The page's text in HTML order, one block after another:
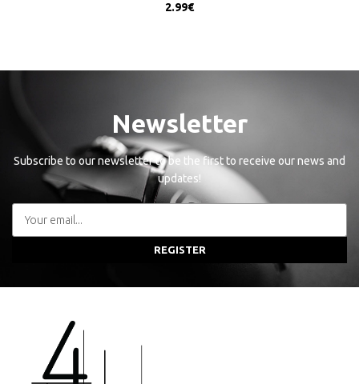
2.99€
Newsletter
Subscribe to our newsletter to be the first to receive our news and
updates!
REGISTER